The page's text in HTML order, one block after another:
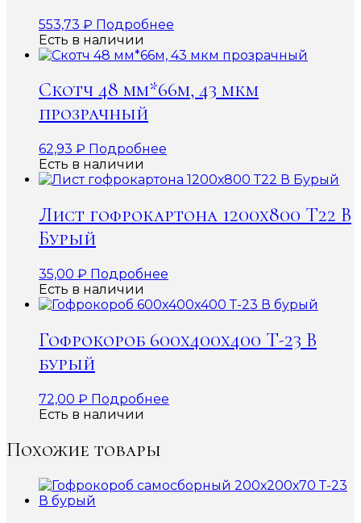
553,73 ₽ Подробнее
Есть в наличии
Скотч 48 мм*66м, 43 мкм
прозрачный
62,93 ₽ Подробнее
Есть в наличии
Лист гофрокартона 1200х800 Т22 В
Бурый
35,00 ₽ Подробнее
Есть в наличии
Гофрокороб 600x400x400 Т-23 В
бурый
72,00 ₽ Подробнее
Есть в наличии
Похожие товары